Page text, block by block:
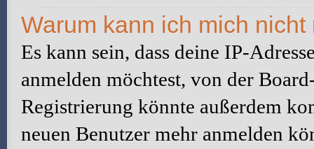
Warum kann ich mich nicht
Es kann sein, dass deine IP-
anmelden möchtest, von der
Registrierung könnte außerdem
neuen Benutzer mehr anmelden